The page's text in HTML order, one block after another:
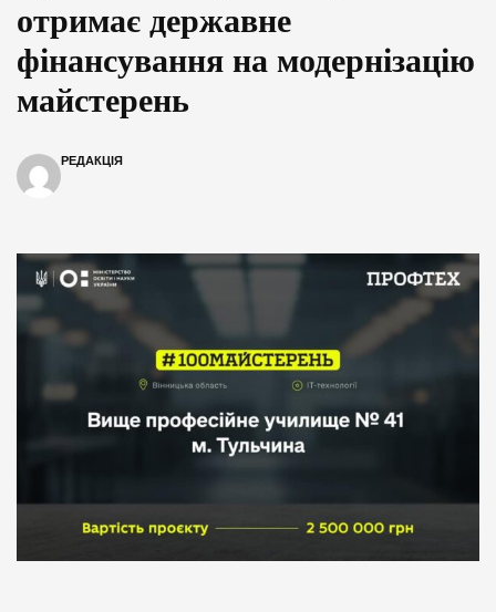
отримає державне
фінансування на модернізацію
майстерень
РЕДАКЦІЯ